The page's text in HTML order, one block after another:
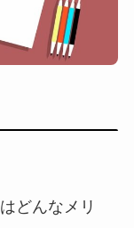
どんなメリ